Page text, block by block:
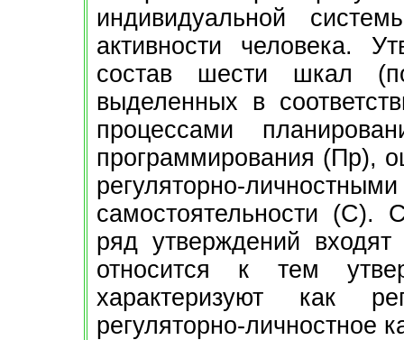
индивидуальной
активности человека.
состав шести шкал
выделенных в
процессами
программирования (Пр),
регуляторно-
самостоятельности (С).
ряд утверждений
относится к тем
характеризуют как
регуляторно-личностное